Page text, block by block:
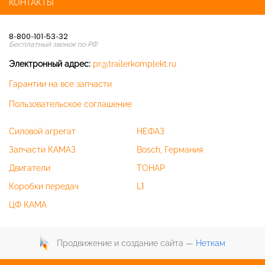
КОНТАКТЫ
8-800-101-53-32
Бесплатный звонок по РФ
Электронный адрес: pr@trailerkomplekt.ru
Гарантии на все запчасти
Пользовательское соглашение
Силовой агрегат
Запчасти КАМАЗ
Двигатели
Коробки передач
ЦФ КАМА
НЕФАЗ
Bosch, Германия
ТОНАР
L1
Продвижение и создание сайта — Неткам